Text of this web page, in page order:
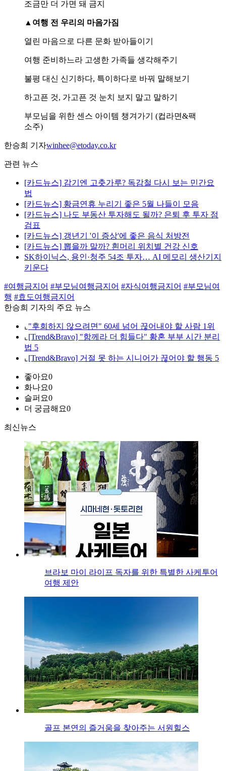
조금만 더 가면 돼 금지
▲여행 전 우리의 마음가짐
열린 마음으로 다른 문화 받아들이기
여행 준비하느라 고생한 가족들 생각해주기
불평 대신 신기하다, 특이하다로 바꿔 말해보기
하고픈 것, 가고픈 것 눈치 보지 말고 말하기
부모님을 위한 센스 아이템 챙겨가기 (컵라면&팩
소주)
한승희 기자winhee@etoday.co.kr
관련 뉴스
[카드뉴스] 감기엔 고춧가루? 독감철 다시 보는 민간요
법
[카드뉴스] 황금연휴 누리기 좋은 5월 나들이 모음
[카드뉴스] 나도 부동산 투자해도 될까? 은퇴 후 투자 점
검표
[카드뉴스] 갱년기 '이 증상'에 좋은 음식 처방전
[카드뉴스] 뽑을까 말까? 흰머리 위치별 건강 신호
SK하이닉스, 용인·청주 54조 투자… AI 메모리 생산기지
키운다
#여행금지어 #부모님여행금지어 #자식여행금지어 #부모님여
행 #효도여행금지어
한승희 기자의 주요 뉴스
⌞ "후회하지 않으려면" 60세 넘어 끊어내야 할 사람 1위
⌞ [Trend&Bravo] "함께라 더 힘들다" 황혼 부부 시간 분리
법 5
⌞ [Trend&Bravo] 거절 못 하는 시니어가 끊어야 할 행동 5
좋아요0
화나요0
슬퍼요0
더 궁금해요0
최신뉴스
브라보 마이 라이프 독자를 위한 특별한 사케투어
여행 제안
골프 본연의 즐거움을 찾아주는 서원힐스